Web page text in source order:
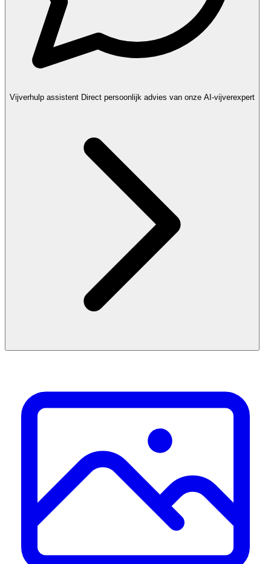
Vijverhulp assistent Direct persoonlijk advies van onze AI-vijverexpert